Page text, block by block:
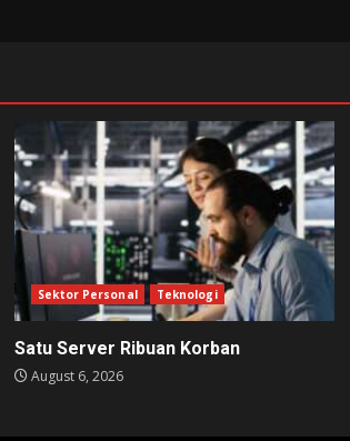
Sektor Personal Teknologi
Satu Server Ribuan Korban
August 6, 2026